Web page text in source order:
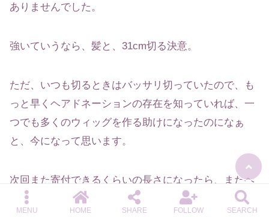
ありませんでした。
強いていうなら、髪と、31cm切る決意。
ただ、いつも切るときはバッサリ切っていたので、も
っと早くヘアドネーションの存在を知っていれば、一
つでも多くのウィッグを作る助けになったのになぁ
と、今になって思います。
次回また寄付できるくらいの長さになったら、またヘ
アドネーションしてみたいと思います。
MENU HOME SHARE FOLLOW SEARCH